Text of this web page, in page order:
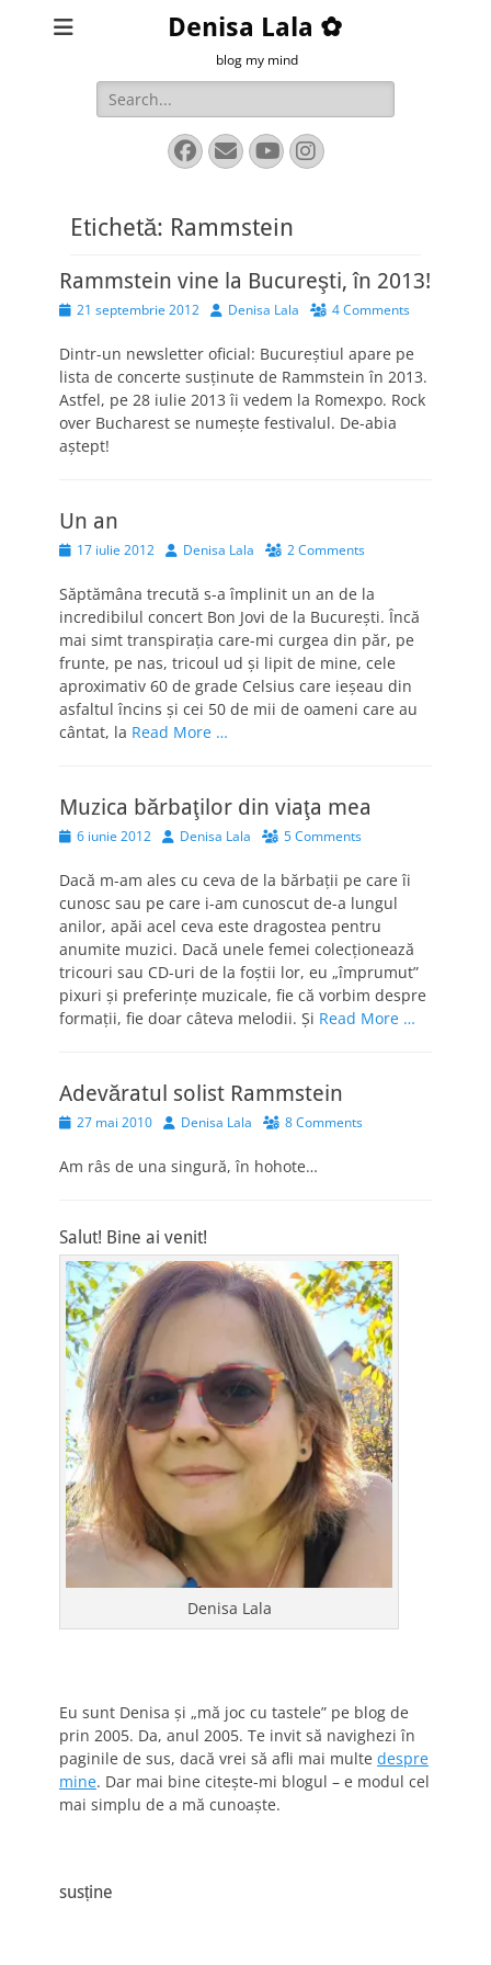
Denisa Lala ✿
blog my mind
Search
for:
Facebook
EmailYouTube
Instagram
Etichetă: Rammstein
Rammstein vine la Bucureşti, în 2013!
Posted
21 septembrie 2012 AuthorDenisa Lala 4 Comments
Dintr-un newsletter oficial: Bucureştiul apare pe
lista de concerte susţinute de Rammstein în 2013.
Astfel, pe 28 iulie 2013 îi vedem la Romexpo. Rock
over Bucharest se numeşte festivalul. De-abia
aştept!
Un an
Posted17 iulie 2012 AuthorDenisa Lala 2 Comments
Săptămâna trecută s-a împlinit un an de la
incredibilul concert Bon Jovi de la Bucureşti. Încă
mai simt transpiraţia care-mi curgea din păr, pe
frunte, pe nas, tricoul ud şi lipit de mine, cele
aproximativ 60 de grade Celsius care ieşeau din
asfaltul încins şi cei 50 de mii de oameni care au
cântat, la Read More …
Muzica bărbaţilor din viaţa mea
Posted6 iunie 2012 AuthorDenisa Lala 5 Comments
Dacă m-am ales cu ceva de la bărbaţii pe care îi
cunosc sau pe care i-am cunoscut de-a lungul
anilor, apăi acel ceva este dragostea pentru
anumite muzici. Dacă unele femei colecţionează
tricouri sau CD-uri de la foştii lor, eu „împrumut”
pixuri şi preferinţe muzicale, fie că vorbim despre
formaţii, fie doar câteva melodii. Şi Read More …
Adevăratul solist Rammstein
Posted
27 mai 2010 AuthorDenisa Lala 8 Comments
Am râs de una singură, în hohote…
Salut! Bine ai venit!
Denisa Lala
Eu sunt Denisa și „mă joc cu tastele” pe blog de
prin 2005. Da, anul 2005. Te invit să navighezi în
paginile de sus, dacă vrei să afli mai multe despre
mine. Dar mai bine citește-mi blogul – e modul cel
mai simplu de a mă cunoaște.
susține